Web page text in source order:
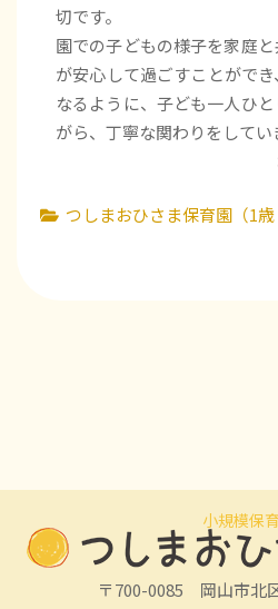
切です。
園での子どもの様子を家庭
が安心して過ごすことがで
なるように、子ども一人ひ
がら、丁寧な関わりをしてい
つしまおひさま保育園（1歳
小規模保
〒700-0085 岡山市北